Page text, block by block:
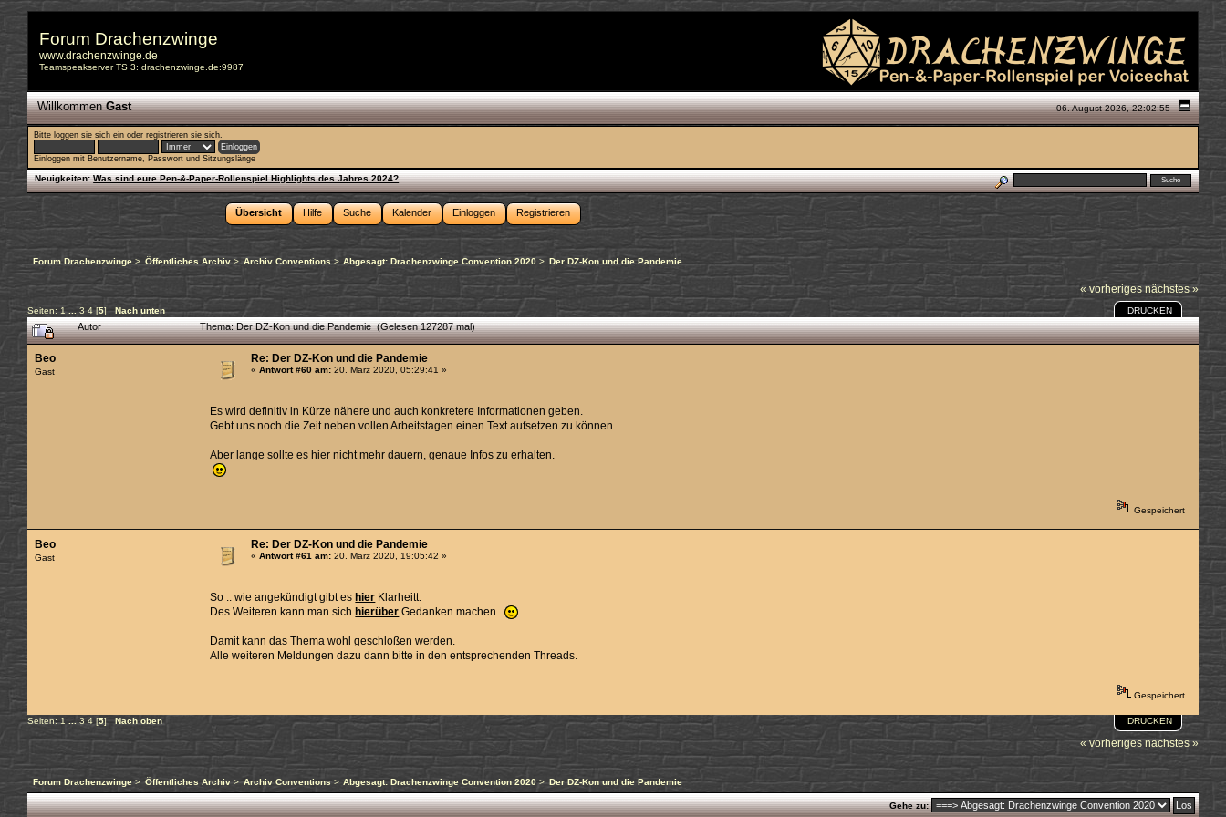
Forum Drachenzwinge
www.drachenzwinge.de
Teamspeakserver TS 3: drachenzwinge.de:9987
06. August 2026, 22:02:55
WillkommenGast
Bitte loggen sie sich ein oderregistrieren sie sich.
Einloggen mit Benutzername, Passwort und Sitzungslänge
Neuigkeiten: Was sind eure Pen-&-Paper-Rollenspiel Highlights des Jahres 2024?
Übersicht Hilfe Suche Kalender Einloggen Registrieren
Forum Drachenzwinge > Öffentliches Archiv> Archiv Conventions> Abgesagt: Drachenzwinge Convention 2020> Der DZ-Kon und die Pandemie
« vorheriges nächstes »
Seiten: 1 3 4[5]Nach unten DRUCKEN
Autor Thema: Der DZ-Kon und die Pandemie (Gelesen 127287 mal)
Beo
Gast
Re: Der DZ-Kon und die Pandemie
«Antwort #60 am: 20. März 2020, 05:29:41 »
Es wird definitiv in Kürze nähere und auch konkretere Informationen geben.
Gebt uns noch die Zeit neben vollen Arbeitstagen einen Text aufsetzen zu können.
Aber lange sollte es hier nicht mehr dauern, genaue Infos zu erhalten.
Gespeichert
Beo
Gast
Re: Der DZ-Kon und die Pandemie
«Antwort #61 am: 20. März 2020, 19:05:42 »
So .. wie angekündigt gibt eshier Klarheitt.
Des Weiteren kann man sichhierüber Gedanken machen.
Damit kann das Thema wohl geschloßen werden.
Alle weiteren Meldungen dazu dann bitte in den entsprechenden Threads.
Gespeichert
DRUCKEN
Seiten: 1 3 4 [5] Nach oben
« vorheriges nächstes »
Forum Drachenzwinge> Öffentliches Archiv> Archiv Conventions> Abgesagt: Drachenzwinge Convention 2020> Der DZ-Kon und die Pandemie
Gehe zu: